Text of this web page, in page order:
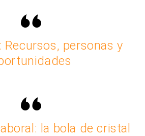
Recursos, personas y
la bola de cristal